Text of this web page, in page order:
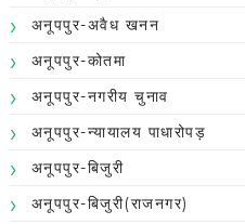
अनूपपुर-अवैध खनन
अनूपपुर-कोतमा
अनूपपुर-नगरीय चुनाव
अनूपपुर-न्यायालय पाधारोपड़
अनूपपुर-बिजुरी
अनूपपुर-बिजुरी(राजनगर)